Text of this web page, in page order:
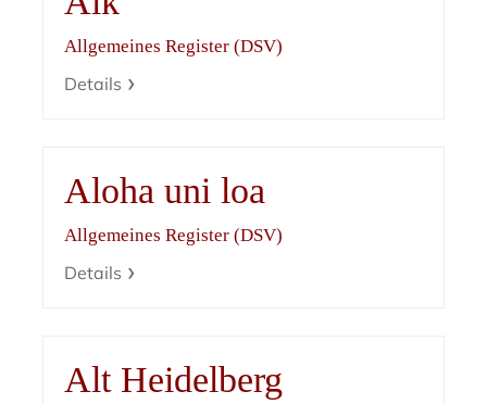
Allgemeines Register (DSV)
Details
Aloha uni loa
Allgemeines Register (DSV)
Details
Alt Heidelberg